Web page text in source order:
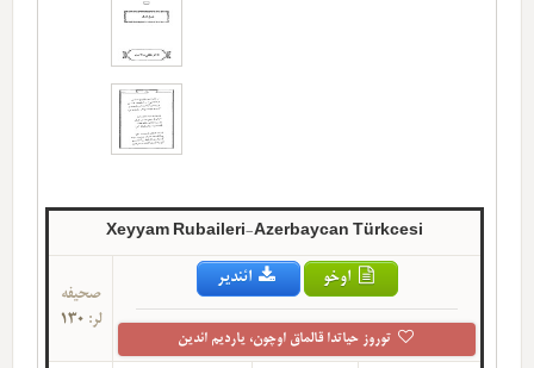
Xeyyam Rubaileri-Azerbaycan Türkcesi
اوخو ائندیر
توروز حیاتدا قالماق اوچون، یاردیم ائدین
صحیفه
لر: